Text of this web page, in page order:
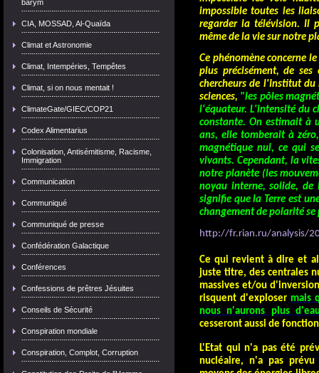
barym
CIA, MOSSAD, Al-Quaïda
Climat et Astronomie
Climat, Intempéries, Tempêtes
Climat, si on nous mentait !
ClimateGate/GIEC/COP21
Codex Alimentarius
Colonisation, Antisémitisme, Racisme,
Immigration
Communication
Communiqué
Communiqué de presse
Confédération Galactique
Conférences
Confessions de prêtres Jésuites
Conseils de Sécurité
Conspiration mondiale
Conspiration, Complot, Corruption
impossible toutes les
regarder la télévision. Il
même de la vie sur notre
Ce phénomène concerne
plus précisément, de ses
chercheurs de l'Institut du
sciences, "les pôles
l'équateur. L'intensité du
constante. On estimait à
ans, elle tomberait à
magnétique nul, ce qui
vivants. Cependant, la
notre planète (les
noyau interne, solide, de
signifie que la Terre est
changement de polarité
http://fr.rian.ru/analysis/
Ce qui revient à dire et
juste titre, des centrales
massives et/ou
risquent d'exploser mais
nous n'aurons plus
cesseront aussi de
L'Etat qui n'a pas été
nucléaire, n'a pas